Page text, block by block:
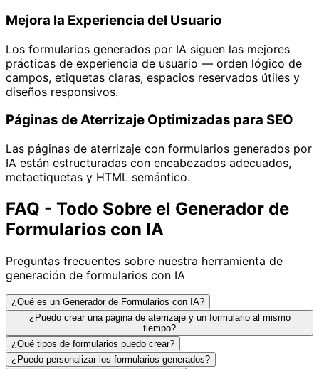
Mejora la Experiencia del Usuario
Los formularios generados por IA siguen las mejores
prácticas de experiencia de usuario — orden lógico de
campos, etiquetas claras, espacios reservados útiles y
diseños responsivos.
Páginas de Aterrizaje Optimizadas para SEO
Las páginas de aterrizaje con formularios generados por
IA están estructuradas con encabezados adecuados,
metaetiquetas y HTML semántico.
FAQ - Todo Sobre el Generador de
Formularios con IA
Preguntas frecuentes sobre nuestra herramienta de
generación de formularios con IA
¿Qué es un Generador de Formularios con IA?
¿Puedo crear una página de aterrizaje y un formulario al mismo
tiempo?
¿Qué tipos de formularios puedo crear?
¿Puedo personalizar los formularios generados?